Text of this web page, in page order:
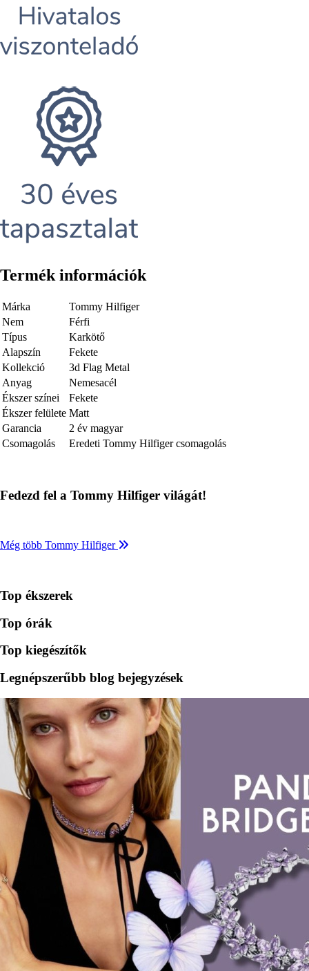
Termék információk
Márka
Tommy Hilfiger
Nem
Férfi
Típus
Karkötő
Alapszín
Fekete
Kollekció
3d Flag Metal
Anyag
Nemesacél
Ékszer színei
Fekete
Ékszer felülete Matt
Garancia
2 év magyar
Csomagolás
Eredeti Tommy Hilfiger csomagolás
Fedezd fel a Tommy Hilfiger világát!
Még több Tommy Hilfiger
Top ékszerek
Top órák
Top kiegészítők
Legnépszerűbb blog bejegyzések